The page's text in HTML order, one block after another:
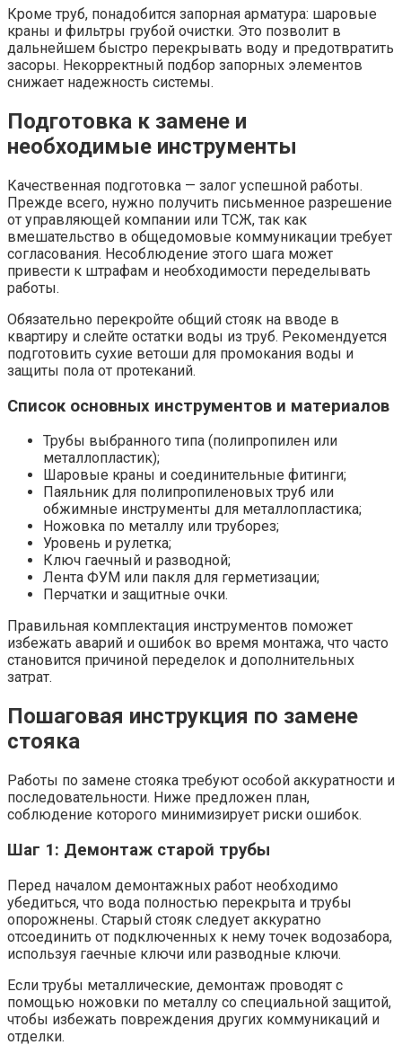
Кроме труб, понадобится запорная арматура: шаровые
краны и фильтры грубой очистки. Это позволит в
дальнейшем быстро перекрывать воду и предотвратить
засоры. Некорректный подбор запорных элементов
снижает надежность системы.
Подготовка к замене и
необходимые инструменты
Качественная подготовка — залог успешной работы.
Прежде всего, нужно получить письменное разрешение
от управляющей компании или ТСЖ, так как
вмешательство в общедомовые коммуникации требует
согласования. Несоблюдение этого шага может
привести к штрафам и необходимости переделывать
работы.
Обязательно перекройте общий стояк на вводе в
квартиру и слейте остатки воды из труб. Рекомендуется
подготовить сухие ветоши для промокания воды и
защиты пола от протеканий.
Список основных инструментов и материалов
Трубы выбранного типа (полипропилен или
металлопластик);
Шаровые краны и соединительные фитинги;
Паяльник для полипропиленовых труб или
обжимные инструменты для металлопластика;
Ножовка по металлу или труборез;
Уровень и рулетка;
Ключ гаечный и разводной;
Лента ФУМ или пакля для герметизации;
Перчатки и защитные очки.
Правильная комплектация инструментов поможет
избежать аварий и ошибок во время монтажа, что часто
становится причиной переделок и дополнительных
затрат.
Пошаговая инструкция по замене
стояка
Работы по замене стояка требуют особой аккуратности и
последовательности. Ниже предложен план,
соблюдение которого минимизирует риски ошибок.
Шаг 1: Демонтаж старой трубы
Перед началом демонтажных работ необходимо
убедиться, что вода полностью перекрыта и трубы
опорожнены. Старый стояк следует аккуратно
отсоединить от подключенных к нему точек водозабора,
используя гаечные ключи или разводные ключи.
Если трубы металлические, демонтаж проводят с
помощью ножовки по металлу со специальной защитой,
чтобы избежать повреждения других коммуникаций и
отделки.